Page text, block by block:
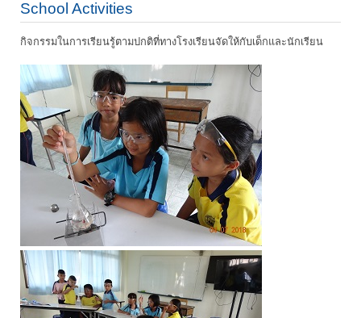
School Activities
กิจกรรมในการเรียนรู้ตามปกติที่ทางโรงเรียนจัดให้กับเด็กและนักเรียน